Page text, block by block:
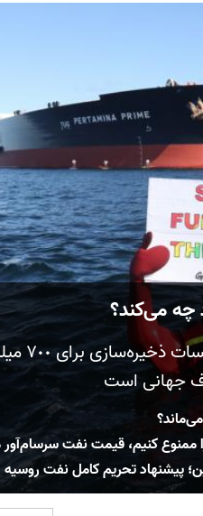
چه می‌کند؟
روسیه در
ممنوع کنیم، قیمت نفت
پیشنهاد تحریم کامل نفت روسیه